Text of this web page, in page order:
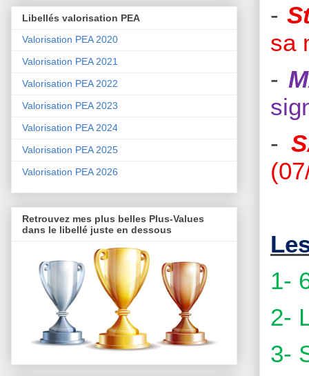
-
sa
-
-
1-
2-
3-
Libellés valorisation PEA
Valorisation PEA 2020
Valorisation PEA 2021
Valorisation PEA 2022
Valorisation PEA 2023
Valorisation PEA 2024
Valorisation PEA 2025
Valorisation PEA 2026
Retrouvez mes plus belles Plus-Values
dans le libellé juste en dessous